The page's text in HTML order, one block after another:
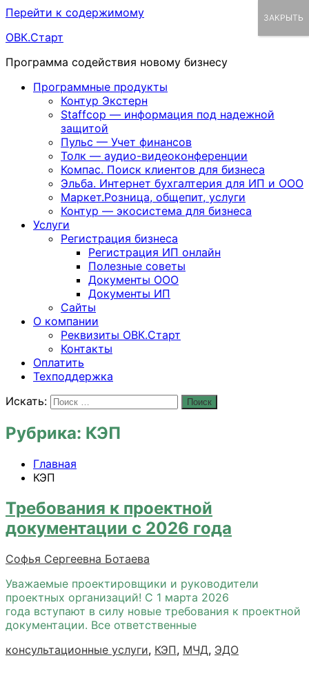
Перейти к содержимому
ОВК.Старт
Программа содействия новому бизнесу
Программные продукты
Контур Экстерн
Staffcop — информация под надежной
защитой
Пульс — Учет финансов
Толк — аудио-видеоконференции
Компас. Поиск клиентов для бизнеса
Эльба. Интернет бухгалтерия для ИП и ООО
Маркет.Розница, общепит, услуги
Контур — экосистема для бизнеса
Услуги
Регистрация бизнеса
Регистрация ИП онлайн
Полезные советы
Документы ООО
Документы ИП
Сайты
О компании
Реквизиты ОВК.Старт
Контакты
Оплатить
Техподдержка
Искать:
Поиск
Рубрика: КЭП
Главная
КЭП
Требования к проектной
документации с 2026 года
Софья Сергеевна Ботаева
Уважаемые проектировщики и руководители
проектных организаций! С 1 марта 2026
года вступают в силу новые требования к проектной
документации. Все ответственные
консультационные услуги, КЭП, МЧД, ЭДО
ЗАКРЫТЬ